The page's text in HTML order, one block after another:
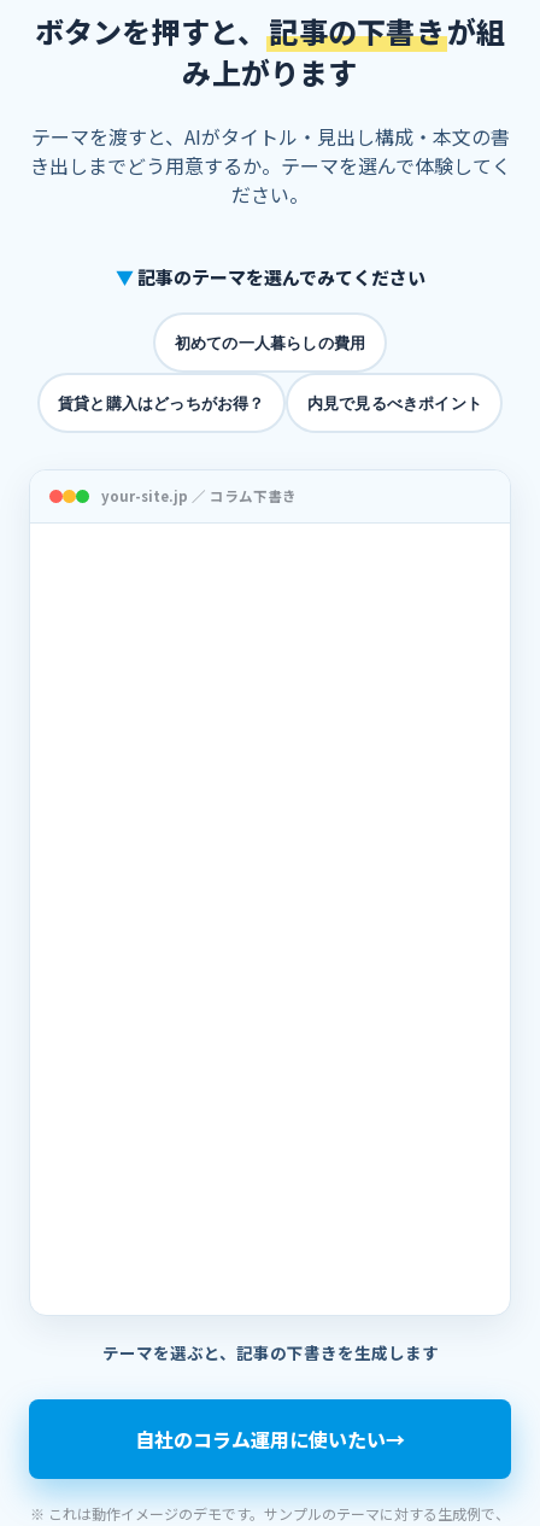
ボタンを押すと、記事の下書きが組
み上がります
テーマを渡すと、AIがタイトル・見出し構成・本文の書
き出しまでどう用意するか。テーマを選んで体験してく
ださい。
▼記事のテーマを選んでみてください
初めての一人暮らしの費用
賃貸と購入はどっちがお得？ 内見で見るべきポイント
your-site.jp ／ コラム下書き
テーマを選ぶと、記事の下書きを生成します
自社のコラム運用に使いたい→
※ これは動作イメージのデモです。サンプルのテーマに対する生成例で、